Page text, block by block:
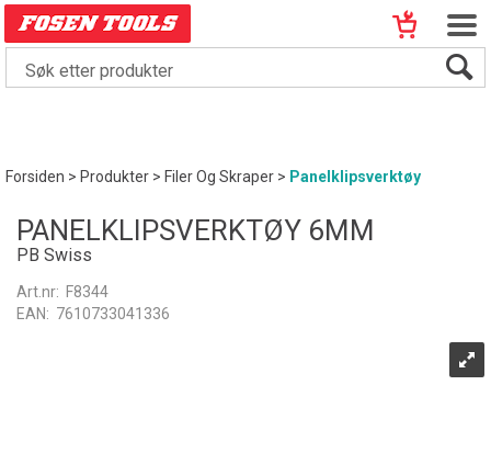
Forsiden>Produkter>Filer Og Skraper> Panelklipsverktøy
PANELKLIPSVERKTØY 6MM
PB Swiss
Art.nr: F8344
EAN: 7610733041336